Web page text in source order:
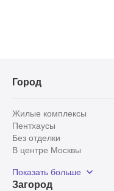
Город
Жилые комплексы
Пентхаусы
Без отделки
В центре Москвы
Рядом с парком
С панорамными окнами
Показать больше
Загород